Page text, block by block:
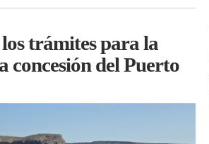
trámites para la
concesión del Puerto